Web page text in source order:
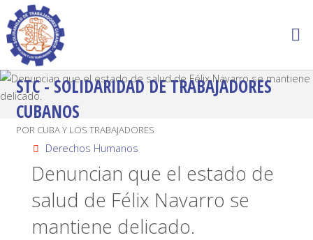
STC - SOLIDARIDAD DE TRABAJADORES
CUBANOS
POR CUBA Y LOS TRABAJADORES
Derechos Humanos
Denuncian que el estado de
salud de Félix Navarro se
mantiene delicado.